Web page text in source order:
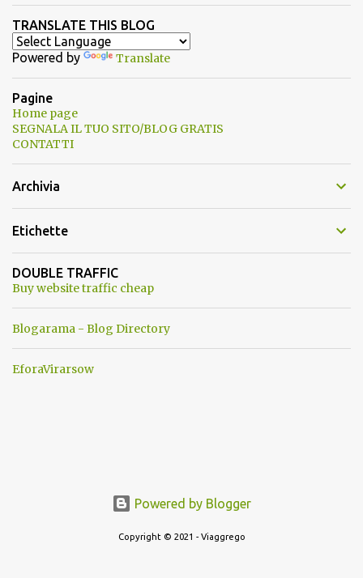
TRANSLATE THIS BLOG
Powered by Translate
Pagine
Home page
SEGNALA IL TUO SITO/BLOG GRATIS
CONTATTI
Archivia
Etichette
DOUBLE TRAFFIC
Buy website traffic cheap
Blogarama - Blog Directory
EforaVirarsow
Powered by Blogger
Copyright © 2021 - Viaggrego